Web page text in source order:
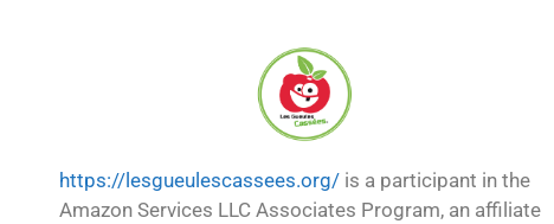
https://lesgueulescassees.org/ is a participant in the
Amazon Services LLC Associates Program, an affiliate